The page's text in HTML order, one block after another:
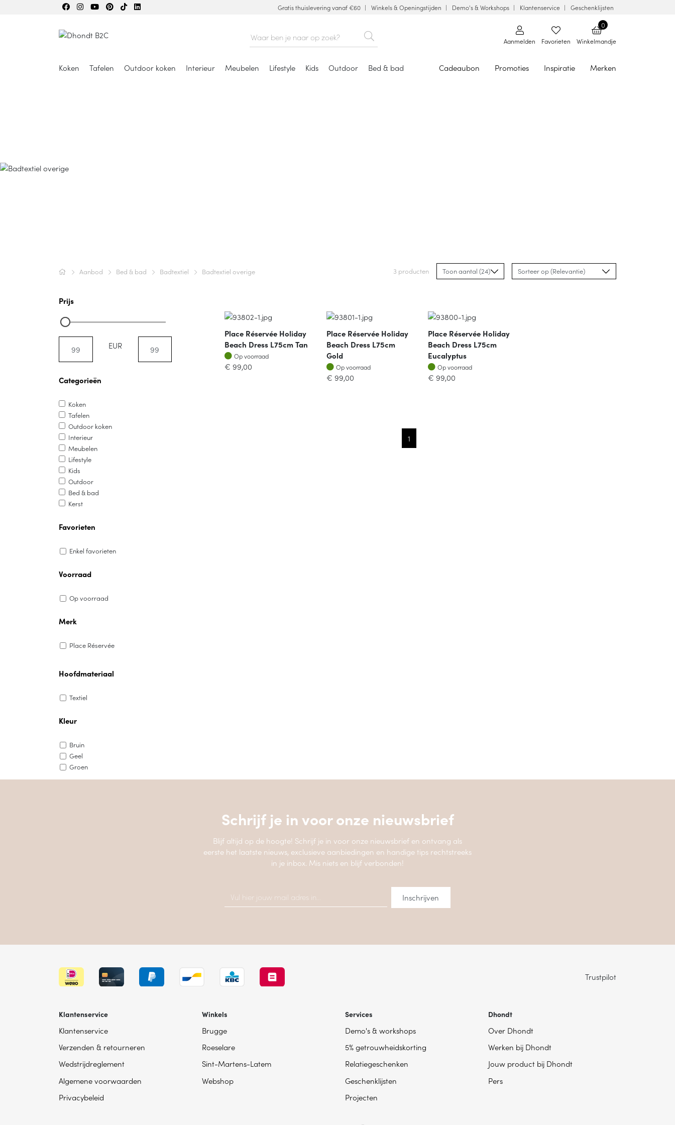
Gratis thuislevering vanaf €60 Winkels & Openingstijden Demo's & Workshops Klantenservice Geschenklijsten
Aanmelden Favorieten
0
Winkelmandje
Koken Tafelen Outdoor koken Interieur Meubelen Lifestyle Kids Outdoor Bed & bad Cadeaubon Promoties Inspiratie Merken
Aanbod Bed & bad Badtextiel Badtextiel overige 3 producten
Prijs
EUR
Categorieën
Koken
Tafelen
Outdoor koken
Interieur
Meubelen
Lifestyle
Kids
Outdoor
Bed & bad
Kerst
Favorieten
Enkel favorieten
Voorraad
Op voorraad
Merk
Place Réservée
Hoofdmateriaal
Textiel
Kleur
Bruin
Geel
Groen
Place Réservée Holiday
Beach Dress L75cm Tan
Op voorraad
Op voorraad
€ 99,00
Place Réservée Holiday
Beach Dress L75cm
Gold
Op voorraad
Op voorraad
€ 99,00
Place Réservée Holiday
Beach Dress L75cm
Eucalyptus
Op voorraad
Op voorraad
€ 99,00
1
Schrijf je in voor onze nieuwsbrief
Blijf altijd op de hoogte! Schrijf je in voor onze nieuwsbrief en ontvang als
eerste het laatste nieuws, exclusieve aanbiedingen en handige tips rechtstreeks
in je inbox. Mis niets en blijf verbonden!
Trustpilot
Klantenservice
Klantenservice
Verzenden & retourneren
Wedstrijdreglement
Algemene voorwaarden
Privacybeleid
Winkels
Brugge
Roeselare
Sint-Martens-Latem
Webshop
Services
Demo's & workshops
5% getrouwheidskorting
Relatiegeschenken
Geschenklijsten
Projecten
Dhondt
Over Dhondt
Werken bij Dhondt
Jouw product bij Dhondt
Pers